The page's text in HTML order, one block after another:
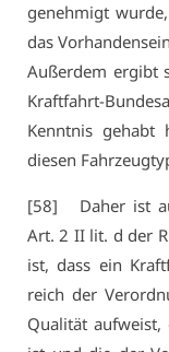
ge­neh­migt
das
Au­ßer­dem er­gibt
Kraft­fahrt-
Kennt­nis ge­habt
die­sen
[58] Da­her ist
Art. 2 II lit. d der
ist, dass ein
reich der
Qua­li­tät